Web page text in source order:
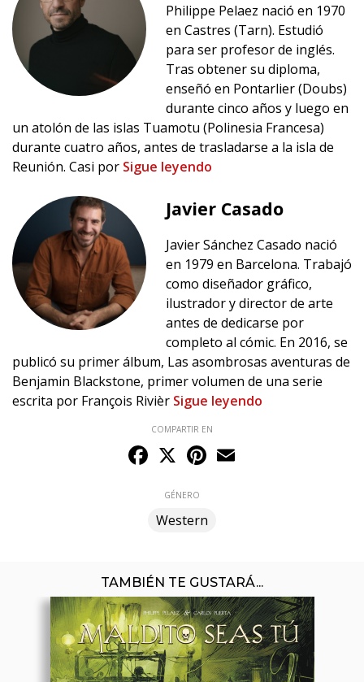
COMPARTIR EN
Facebook
X Pinterest
GÉNERO
Western
Philippe Pelaez nació en 1970
en Castres (Tarn). Estudió
para ser profesor de inglés.
Tras obtener su diploma,
enseñó en Pontarlier (Doubs)
durante cinco años y luego en
un atolón de las islas Tuamotu (Polinesia Francesa)
durante cuatro años, antes de trasladarse a la isla de
Reunión. Casi por Sigue leyendo
Javier Casado
Javier Sánchez Casado nació
en 1979 en Barcelona. Trabajó
como diseñador gráfico,
ilustrador y director de arte
antes de dedicarse por
completo al cómic. En 2016, se
publicó su primer álbum, Las asombrosas aventuras de
Benjamin Blackstone, primer volumen de una serie
escrita por François Rivièr Sigue leyendo
TAMBIÉN TE GUSTARÁ...